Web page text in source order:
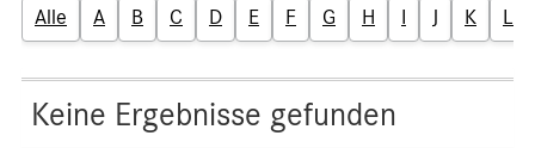
Alle A B C D E F G H I J K L
Keine Ergebnisse gefunden